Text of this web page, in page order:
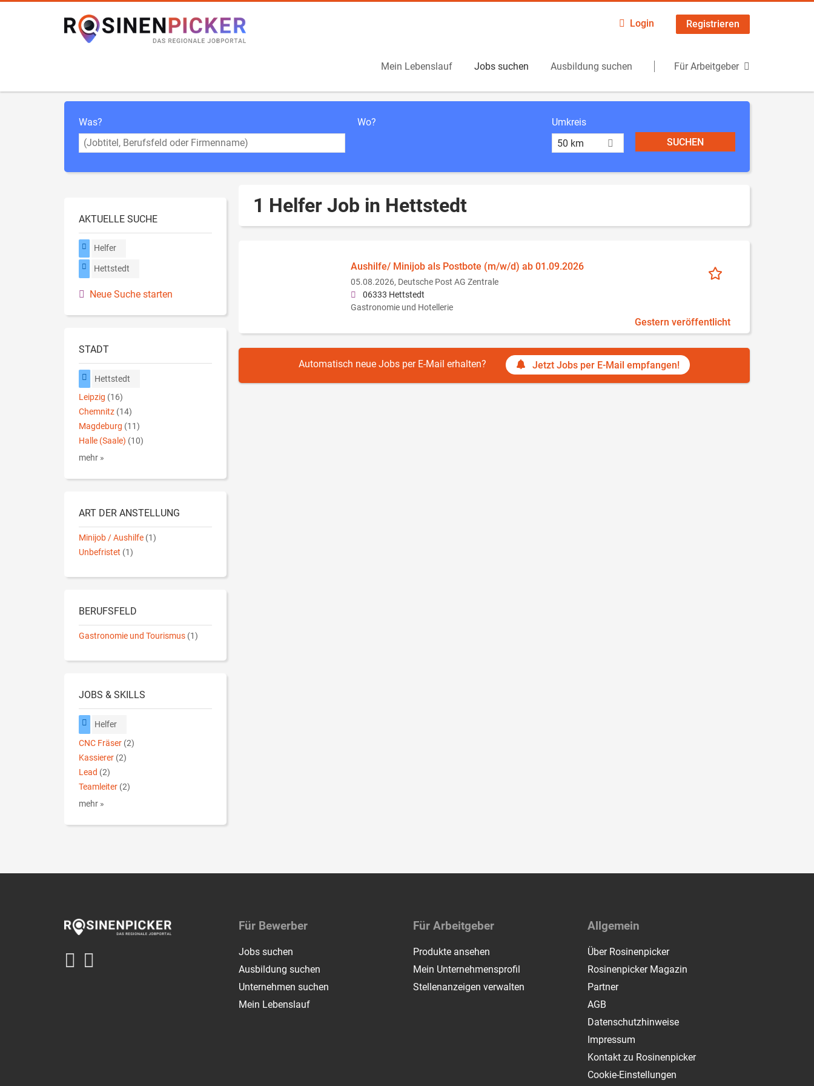
Login Registrieren
Mein Lebenslauf Jobs suchen Ausbildung suchen Für Arbeitgeber
Was? Wo?
Umkreis
50 km
1 Helfer Job in Hettstedt
Aushilfe/ Minijob als Postbote (m/w/d) ab 01.09.2026
05.08.2026, Deutsche Post AG Zentrale
06333 Hettstedt
Gastronomie und Hotellerie
Gestern veröffentlicht
Automatisch neue Jobs per E-Mail erhalten? Jetzt Jobs per E-Mail empfangen!
AKTUELLE SUCHE
Helfer
Hettstedt
Neue Suche starten
STADT
Hettstedt
Leipzig (16)
Chemnitz (14)
Magdeburg (11)
Halle (Saale) (10)
mehr »
ART DER ANSTELLUNG
Minijob / Aushilfe (1)
Unbefristet (1)
BERUFSFELD
Gastronomie und Tourismus (1)
JOBS & SKILLS
Helfer
CNC Fräser (2)
Kassierer (2)
Lead (2)
Teamleiter (2)
mehr »
Für Bewerber
Jobs suchen
Ausbildung suchen
Unternehmen suchen
Mein Lebenslauf
Für Arbeitgeber
Produkte ansehen
Mein Unternehmensprofil
Stellenanzeigen verwalten
Allgemein
Über Rosinenpicker
Rosinenpicker Magazin
Partner
AGB
Datenschutzhinweise
Impressum
Kontakt zu Rosinenpicker
Cookie-Einstellungen